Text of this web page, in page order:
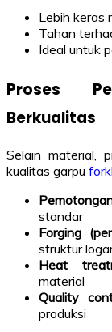
Lebih keras
Tahan
Ideal untuk
Proses
Berkualitas
Selain material,
kualitas garpu
standar
Forging
struktur
Heat
material
Quality
produksi